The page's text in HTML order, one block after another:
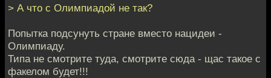
> А что с Олимпиадой не так?
Попытка подсунуть стране вместо нацидеи -
Олимпиаду.
Типа не смотрите туда, смотрите сюда - щас такое с
факелом будет!!!